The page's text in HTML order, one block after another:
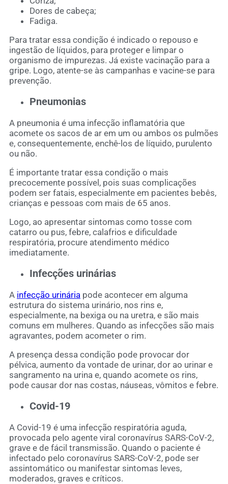
Dores de cabeça;
Fadiga.
Para tratar essa condição é indicado o repouso e
ingestão de líquidos, para proteger e limpar o
organismo de impurezas. Já existe vacinação para a
gripe. Logo, atente-se às campanhas e vacine-se para
prevenção.
Pneumonias
A pneumonia é uma infecção inflamatória que
acomete os sacos de ar em um ou ambos os pulmões
e, consequentemente, enchê-los de líquido, purulento
ou não.
É importante tratar essa condição o mais
precocemente possível, pois suas complicações
podem ser fatais, especialmente em pacientes bebês,
crianças e pessoas com mais de 65 anos.
Logo, ao apresentar sintomas como tosse com
catarro ou pus, febre, calafrios e dificuldade
respiratória, procure atendimento médico
imediatamente.
Infecções urinárias
A infecção urinária pode acontecer em alguma
estrutura do sistema urinário, nos rins e,
especialmente, na bexiga ou na uretra, e são mais
comuns em mulheres. Quando as infecções são mais
agravantes, podem acometer o rim.
A presença dessa condição pode provocar dor
pélvica, aumento da vontade de urinar, dor ao urinar e
sangramento na urina e, quando acomete os rins,
pode causar dor nas costas, náuseas, vômitos e febre.
Covid-19
A Covid-19 é uma infecção respiratória aguda,
provocada pelo agente viral coronavírus SARS-CoV-2,
grave e de fácil transmissão. Quando o paciente é
infectado pelo coronavírus SARS-CoV-2, pode ser
assintomático ou manifestar sintomas leves,
moderados, graves e críticos.